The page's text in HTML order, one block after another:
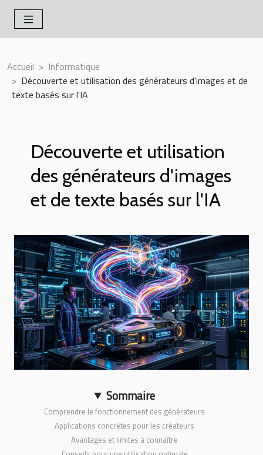
Accueil
Informatique
Découverte et utilisation des générateurs d'images et de
texte basés sur l'IA
Découverte et utilisation
des générateurs d'images
et de texte basés sur l'IA
Sommaire
Comprendre le fonctionnement des générateurs
Applications concrètes pour les créateurs
Avantages et limites à connaître